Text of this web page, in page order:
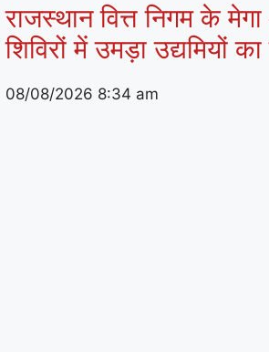
राजस्थान वित्त निगम के
शिविरों में उमड़ा उद्यमियों
08/08/2026 8:34 am